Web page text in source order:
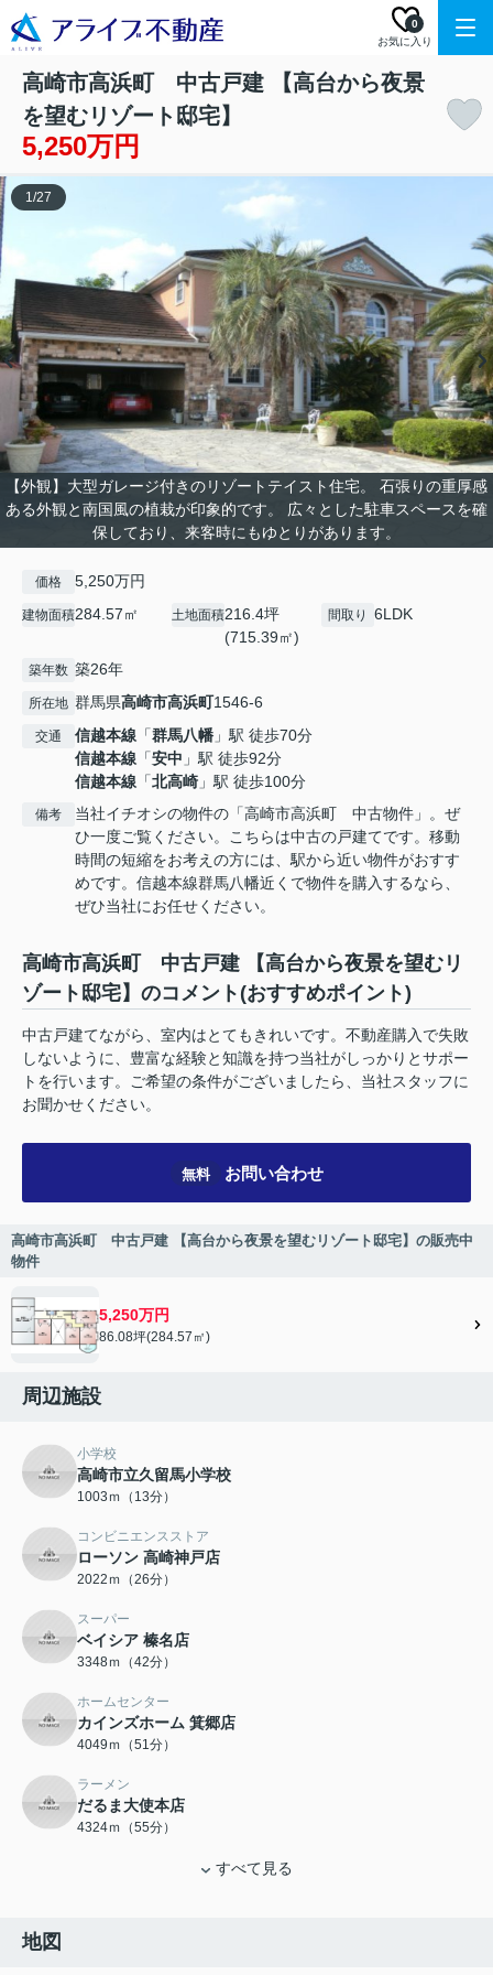
お気に入り
0
高崎市高浜町 中古戸建 【高台から夜景
を望むリゾート邸宅】
5,250万円
【外観】大型ガレージ付きのリゾートテイスト住宅。 石張りの重厚感
ある外観と南国風の植栽が印象的です。 広々とした駐車スペースを確
保しており、来客時にもゆとりがあります。
1/27
価格 5,250万円
建物面積284.57㎡ 土地面積216.4坪
(715.39㎡)
間取り 6LDK
築年数 築26年
所在地 群馬県高崎市高浜町1546-6
交通 信越本線 「群馬八幡 」駅 徒歩70分
信越本線 「安中 」駅 徒歩92分
信越本線 「北高崎 」駅 徒歩100分
備考
当社イチオシの物件の「高崎市高浜町 中古物件」。ぜ
ひ一度ご覧ください。こちらは中古の戸建てです。移動
時間の短縮をお考えの方には、駅から近い物件がおすす
めです。信越本線群馬八幡近くで物件を購入するなら、
ぜひ当社にお任せください。
高崎市高浜町 中古戸建 【高台から夜景を望むリ
ゾート邸宅】のコメント(おすすめポイント)
中古戸建てながら、室内はとてもきれいです。不動産購入で失敗
しないように、豊富な経験と知識を持つ当社がしっかりとサポー
トを行います。ご希望の条件がございましたら、当社スタッフに
お聞かせください。
無料 お問い合わせ
高崎市高浜町 中古戸建 【高台から夜景を望むリゾート邸宅】の販売中
物件
5,250万円
86.08坪(284.57㎡)
周辺施設
小学校
高崎市立久留馬小学校
1003ｍ（13分）
コンビニエンスストア
ローソン 高崎神戸店
2022ｍ（26分）
スーパー
ベイシア 榛名店
3348ｍ（42分）
ホームセンター
カインズホーム 箕郷店
4049ｍ（51分）
ラーメン
だるま大使本店
4324ｍ（55分）
すべて見る
地図